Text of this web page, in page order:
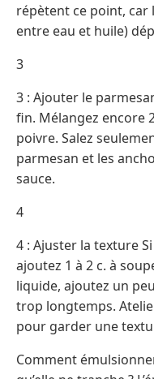
répètent ce point, car
entre eau et huile)
3
3 : Ajouter le
fin. Mélangez encore
poivre. Salez
parmesan et les
sauce.
4
4 : Ajuster la texture
ajoutez 1 à 2 c. à
liquide, ajoutez un
trop longtemps.
pour garder une
Comment